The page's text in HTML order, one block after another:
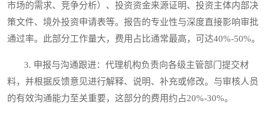
市场的需求、竞争分析）、投资资金来源证明、投资主体内部决
策文件、境外投资申请表等。报告的专业性与深度直接影响审批
通过率。此部分工作量大，费用占比通常最高，可达40%-50%。
3. 申报与沟通跟进：代理机构负责向各级主管部门提交材
料，并根据反馈意见进行解释、说明、补充或修改。与审核人员
的有效沟通能力至关重要，这部分的费用约占20%-30%。